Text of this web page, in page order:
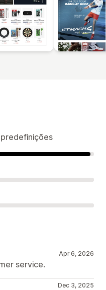
Apr 6, 2026
service.
Dec 3, 2025